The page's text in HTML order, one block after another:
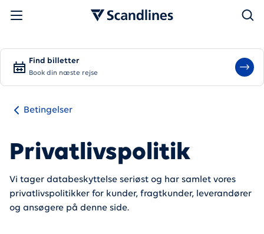
Søg
Find billetter
Book din næste rejse
Betingelser
Privatlivspolitik
Vi tager databeskyttelse seriøst og har samlet vores
privatlivspolitikker for kunder, fragtkunder, leverandører
og ansøgere på denne side.